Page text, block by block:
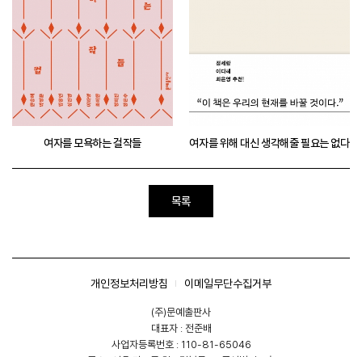
여자를 모욕하는 걸작들 여자를 위해 대신 생각해줄 필요는 없다
목록
개인정보처리방침 이메일무단수집거부
(주)문예출판사
대표자 : 전준배
사업자등록번호 : 110-81-65046